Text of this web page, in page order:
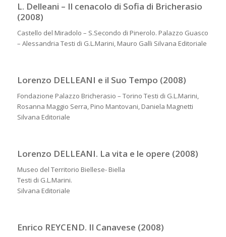
L. Delleani – Il cenacolo di Sofia di Bricherasio
(2008)
Castello del Miradolo – S.Secondo di Pinerolo. Palazzo Guasco
– Alessandria Testi di G.L.Marini, Mauro Galli Silvana Editoriale
Lorenzo DELLEANI e il Suo Tempo (2008)
Fondazione Palazzo Bricherasio – Torino Testi di G.L.Marini,
Rosanna Maggio Serra, Pino Mantovani, Daniela Magnetti
Silvana Editoriale
Lorenzo DELLEANI. La vita e le opere (2008)
Museo del Territorio Biellese- Biella
Testi di G.L.Marini.
Silvana Editoriale
Enrico REYCEND. Il Canavese (2008)